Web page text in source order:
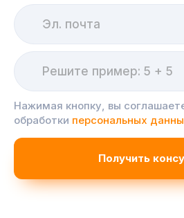
Нажимая кнопку, вы
обработки персональных